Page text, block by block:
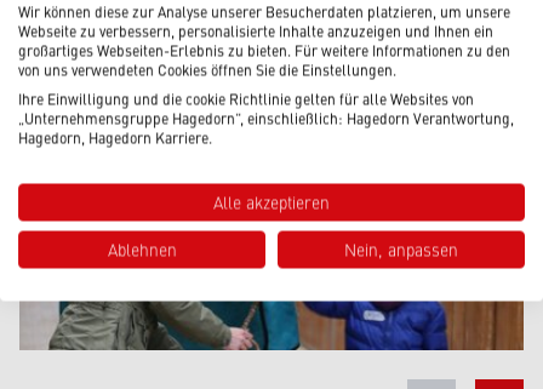
Wir können diese zur Analyse unserer Besucherdaten platzieren, um unsere
Webseite zu verbessern, personalisierte Inhalte anzuzeigen und Ihnen ein
großartiges Webseiten-Erlebnis zu bieten. Für weitere Informationen zu den
von uns verwendeten Cookies öffnen Sie die Einstellungen.
Ihre Einwilligung und die cookie Richtlinie gelten für alle Websites von
„Unternehmensgruppe Hagedorn“, einschließlich: Hagedorn Verantwortung,
Hagedorn, Hagedorn Karriere.
Alle akzeptieren
Ablehnen Nein, anpassen